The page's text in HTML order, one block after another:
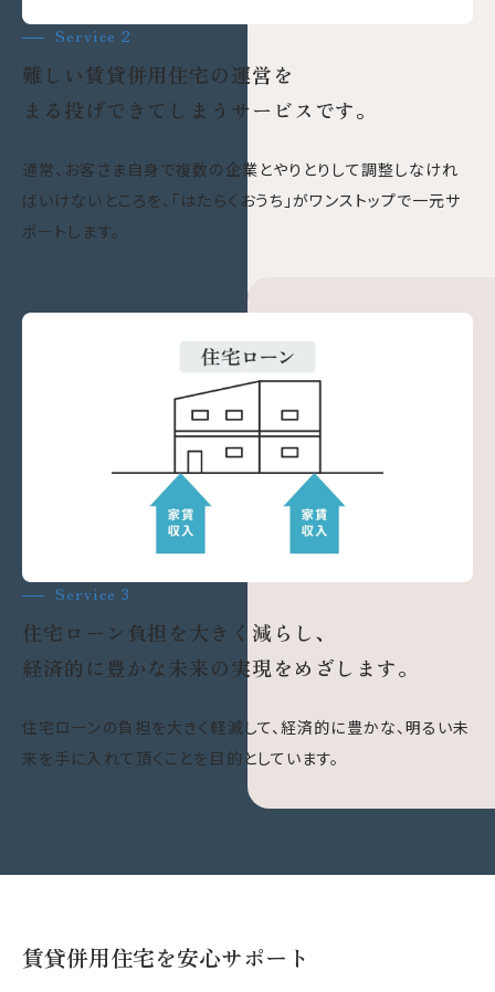
Service 2
難しい賃貸併用住宅の運営を
まる投げできてしまうサービスです。
通常、お客さま自身で複数の企業とやりとりして調整しなけれ
ばいけないところを、「はたらくおうち」がワンストップで一元サ
ポートします。
Service 3
住宅ローン負担を大きく減らし、
経済的に豊かな未来の実現をめざします。
住宅ローンの負担を大きく軽減して、経済的に豊かな、明るい未
来を手に入れて頂くことを目的としています。
賃貸併用住宅を安心サポート